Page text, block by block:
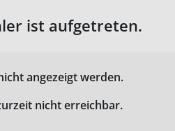
ist aufgetreten.
angezeigt werden.
nicht erreichbar.